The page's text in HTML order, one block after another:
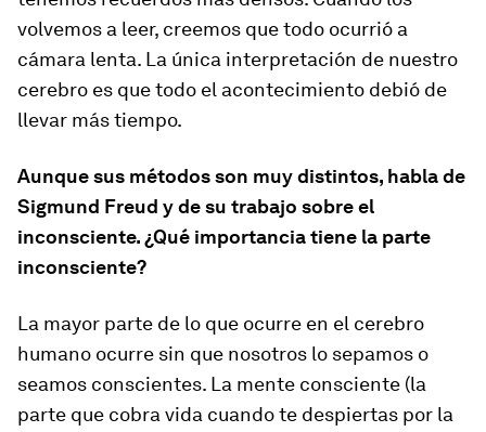
volvemos a leer, creemos que todo ocurrió a
cámara lenta. La única interpretación de nuestro
cerebro es que todo el acontecimiento debió de
llevar más tiempo.
Aunque sus métodos son muy distintos, habla de
Sigmund Freud y de su trabajo sobre el
inconsciente. ¿Qué importancia tiene la parte
inconsciente?
La mayor parte de lo que ocurre en el cerebro
humano ocurre sin que nosotros lo sepamos o
seamos conscientes. La mente consciente (la
parte que cobra vida cuando te despiertas por la